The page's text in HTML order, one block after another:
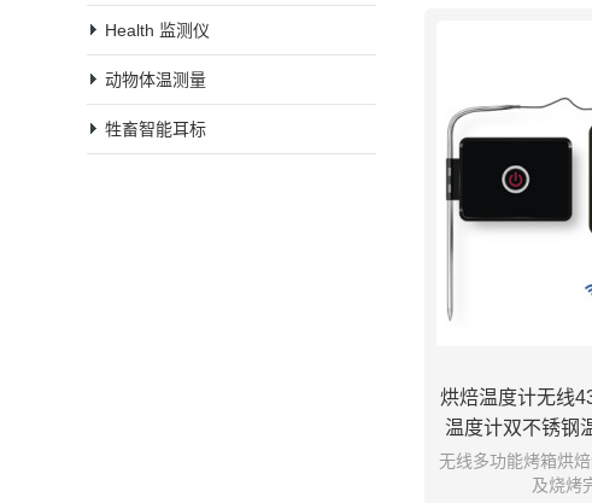
Health 监测仪
动物体温测量
牲畜智能耳标
烘焙温度计无线
温度计双不锈钢
无线多功能烤箱烘
及烧烤